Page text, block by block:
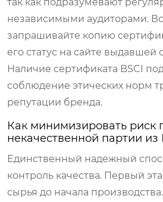
независимыми аудиторами.
запрашивайте копию
его статус на сайте выдавшей
Наличие сертификата BSCI
соблюдение этических норм
репутации бренда.
Как минимизировать риск
некачественной партии из
Единственный надежный
контроль качества. Первый
сырья до начала